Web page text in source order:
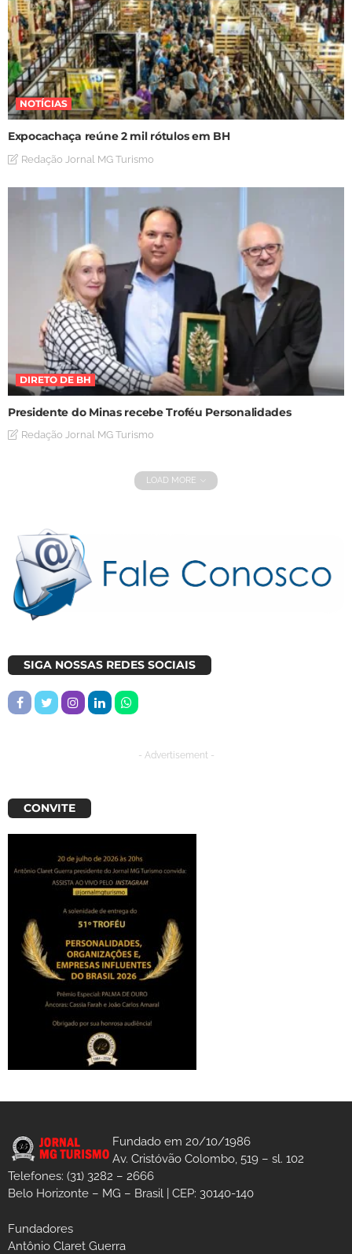
NOTÍCIAS
Expocachaça reúne 2 mil rótulos em BH
Redação Jornal MG Turismo
DIRETO DE BH
Presidente do Minas recebe Troféu Personalidades
Redação Jornal MG Turismo
LOAD MORE
SIGA NOSSAS REDES SOCIAIS
- Advertisement -
CONVITE
Fundado em 20/10/1986
Av. Cristóvão Colombo, 519 – sl. 102
Telefones: (31) 3282 – 2666
Belo Horizonte – MG – Brasil | CEP: 30140-140
Fundadores
Antônio Claret Guerra